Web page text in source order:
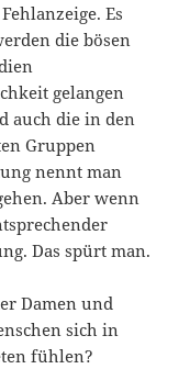
Es
die bösen
gelangen
auch die in den
Gruppen
nennt man
Aber wenn
Das spürt man.
Damen und
sich in
fühlen?